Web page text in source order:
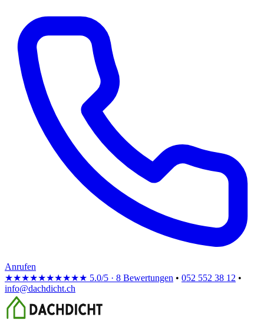
Anrufen
★★★★★★★★★★ 5.0/5 · 8 Bewertungen • 052 552 38 12 •
info@dachdicht.ch